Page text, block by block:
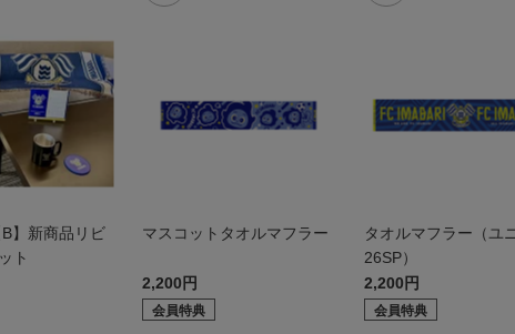
】新商品リビ
ト
マスコットタオルマフラー
2,200円
会員特典
タオルマフラー（ユ
26SP）
2,200円
会員特典